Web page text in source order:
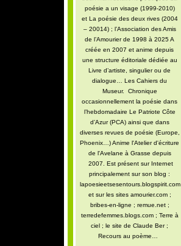
poésie a un visage (1999-2010)
et La poésie des deux rives (2004
– 20014) ; l’Association des Amis
de l’Amourier de 1998 à 2025 A
créée en 2007 et anime depuis
une structure éditoriale dédiée au
Livre d’artiste, singulier ou de
dialogue… Les Cahiers du
Museur. Chronique
occasionnellement la poésie dans
l’hebdomadaire Le Patriote Côte
d’Azur (PCA) ainsi que dans
diverses revues de poésie (Europe,
Phoenix…) Anime l'Atelier d'écriture
de l'Avelane à Grasse depuis
2007. Est présent sur Internet
principalement sur son blog :
lapoesieetsesentours.blogspirit.com
et sur les sites amourier.com ;
bribes-en-ligne ; remue.net ;
terredefemmes.blogs.com ; Terre à
ciel ; le site de Claude Ber ;
Recours au poème…